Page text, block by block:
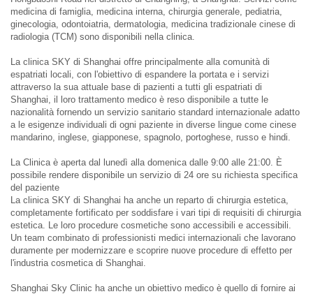
medicina di famiglia, medicina interna, chirurgia generale, pediatria,
ginecologia, odontoiatria, dermatologia, medicina tradizionale cinese di
radiologia (TCM) sono disponibili nella clinica.
La clinica SKY di Shanghai offre principalmente alla comunità di
espatriati locali, con l'obiettivo di espandere la portata e i servizi
attraverso la sua attuale base di pazienti a tutti gli espatriati di
Shanghai, il loro trattamento medico è reso disponibile a tutte le
nazionalità fornendo un servizio sanitario standard internazionale adatto
a le esigenze individuali di ogni paziente in diverse lingue come cinese
mandarino, inglese, giapponese, spagnolo, portoghese, russo e hindi.
La Clinica è aperta dal lunedì alla domenica dalle 9:00 alle 21:00. È
possibile rendere disponibile un servizio di 24 ore su richiesta specifica
del paziente
La clinica SKY di Shanghai ha anche un reparto di chirurgia estetica,
completamente fortificato per soddisfare i vari tipi di requisiti di chirurgia
estetica. Le loro procedure cosmetiche sono accessibili e accessibili.
Un team combinato di professionisti medici internazionali che lavorano
duramente per modernizzare e scoprire nuove procedure di effetto per
l'industria cosmetica di Shanghai.
Shanghai Sky Clinic ha anche un obiettivo medico è quello di fornire ai